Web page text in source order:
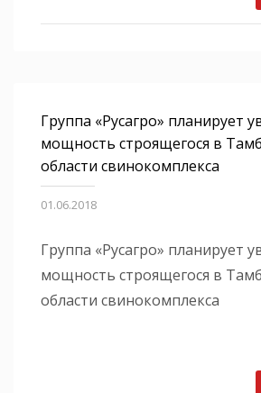
Группа «Русагро» планирует
мощность строящегося в
области свинокомплекса
01.06.2018
Группа «Русагро» планирует
мощность строящегося в
области свинокомплекса